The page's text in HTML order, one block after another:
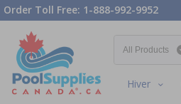
Order Toll Free: 1-888-992-9952
Hiver